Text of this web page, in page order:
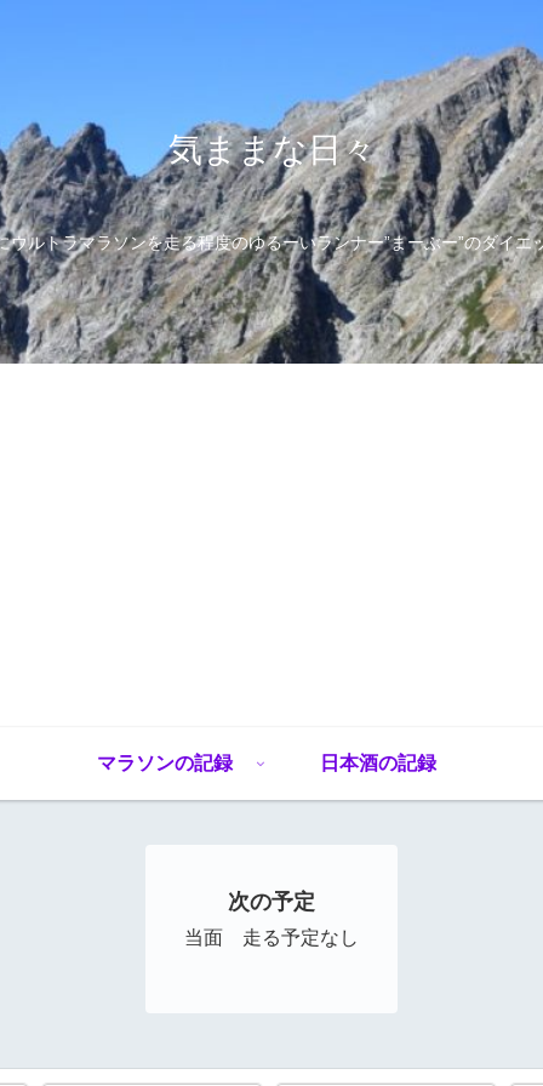
気ままな日々
ウルトラマラソンを走る程度のゆるーいランナー”まーぶー”のダイエ
マラソンの記録 日本酒の記録
次の予定
当面 走る予定なし